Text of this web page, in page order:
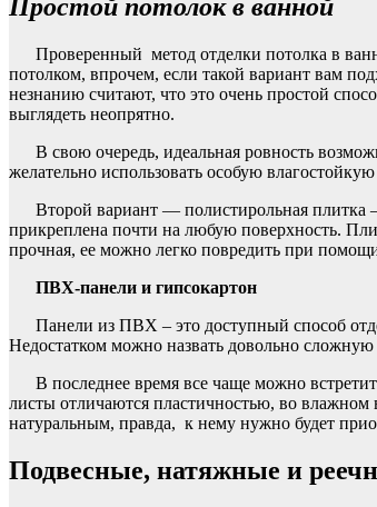
Простой потолок в ванной
Проверенный метод отделки потолка в
потолком, впрочем, если такой вариант вам
незнанию считают, что это очень простой
выглядеть неопрятно.
В свою очередь, идеальная ровность
желательно использовать особую влагостойкую
Второй вариант — полистирольная плитка
прикреплена почти на любую поверхность.
прочная, ее можно легко повредить при
ПВХ-панели и гипсокартон
Панели из ПВХ – это доступный способ
Недостатком можно назвать довольно
В последнее время все чаще можно
листы отличаются пластичностью, во
натуральным, правда, к нему нужно будет
Подвесные, натяжные и